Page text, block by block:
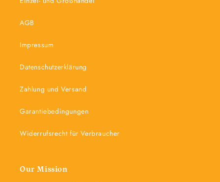
AGB
Impressum
Datenschutzerklärung
Zahlung und Versand
Garantiebedingungen
Widerrufsrecht für Verbraucher
Our Mission